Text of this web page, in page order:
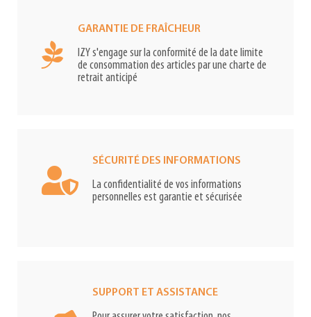
GARANTIE DE FRAÎCHEUR
IZY s'engage sur la conformité de la date limite
de consommation des articles par une charte de
retrait anticipé
SÉCURITÉ DES INFORMATIONS
La confidentialité de vos informations
personnelles est garantie et sécurisée
SUPPORT ET ASSISTANCE